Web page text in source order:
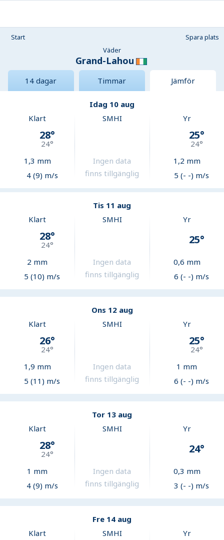
Start
Spara plats
Väder
Grand-Lahou
14 dagar Timmar Jämför
Idag 10 aug
Klart
28°
24°
1,3 mm
4 (9) m/s
SMHI
Ingen data
finns tillgänglig
Yr
25°
24°
1,2 mm
5 (- -) m/s
Tis 11 aug
Klart
28°
24°
2 mm
5 (10) m/s
SMHI
Ingen data
finns tillgänglig
Yr
25°
0,6 mm
6 (- -) m/s
Ons 12 aug
Klart
26°
24°
1,9 mm
5 (11) m/s
SMHI
Ingen data
finns tillgänglig
Yr
25°
24°
1 mm
6 (- -) m/s
Tor 13 aug
Klart
28°
24°
1 mm
4 (9) m/s
SMHI
Ingen data
finns tillgänglig
Yr
24°
0,3 mm
3 (- -) m/s
Fre 14 aug
Klart
SMHI Yr